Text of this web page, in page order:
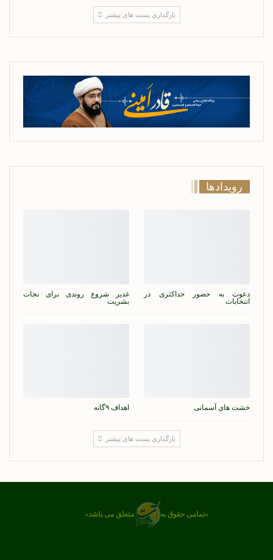
بارگذاری پست های بیشتر
رویدادها
دعوت به حضور حداکثری در
انتخابات
غدیر شروع روندی برای نجات
بشریت
خشت های آسمانی اهداف ۹گانه
بارگذاری پست های بیشتر
«تمامی حقوق به متعلق می باشد»